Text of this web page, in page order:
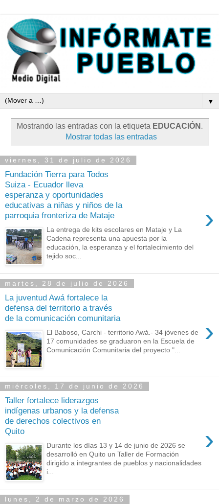
▼
Mostrando las entradas con la etiqueta EDUCACIÓN .
Mostrar todas las entradas
viernes, 31 de julio de 2026
Fundación Tierra para Todos
Suiza - Ecuador lleva
esperanza y oportunidades
educativas a niñas y niños de la
parroquia fronteriza de Mataje
›
La entrega de kits escolares en Mataje y La
Cadena representa una apuesta por la
educación, la esperanza y el fortalecimiento del
tejido soc...
martes, 28 de julio de 2026
La juventud Awá fortalece la
defensa del territorio a través
de la comunicación comunitaria
›
El Baboso, Carchi - territorio Awá.- 34 jóvenes de
17 comunidades se graduaron en la Escuela de
Comunicación Comunitaria del proyecto "...
miércoles, 17 de junio de 2026
Taller fortalece liderazgos
indígenas urbanos y la defensa
de derechos colectivos en
Quito
›
Durante los días 13 y 14 de junio de 2026 se
desarrolló en Quito un Taller de Formación
dirigido a integrantes de pueblos y nacionalidades
i...
lunes, 2 de marzo de 2026